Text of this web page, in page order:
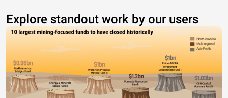
Explore standout work by our users